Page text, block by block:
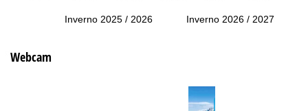
Inverno 2025 / 2026 Inverno 2026 / 2027
Webcam